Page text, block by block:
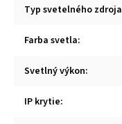
Typ svetelného zdroja
Farba svetla:
Svetlný výkon:
IP krytie: